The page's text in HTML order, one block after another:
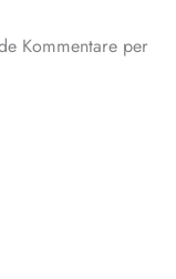
Kommentare per